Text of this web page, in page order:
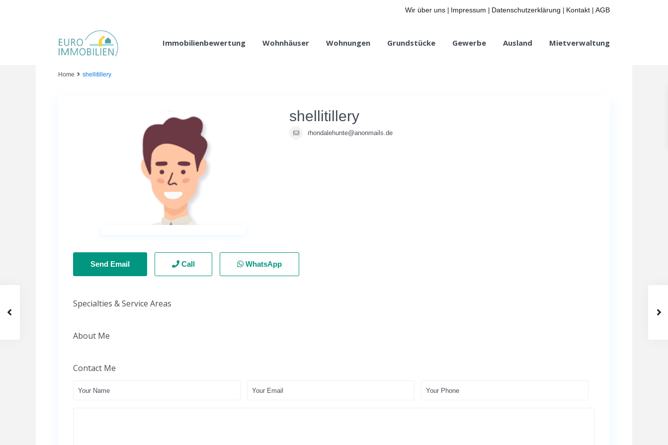
Wir über uns Impressum Datenschutzerklärung Kontakt AGB
Immobilienbewertung Wohnhäuser Wohnungen Grundstücke Gewerbe Ausland Mietverwaltung
Home shellitillery
shellitillery
rhondalehunte@anonmails.de
Send Email Call WhatsApp
Specialties & Service Areas
About Me
Contact Me